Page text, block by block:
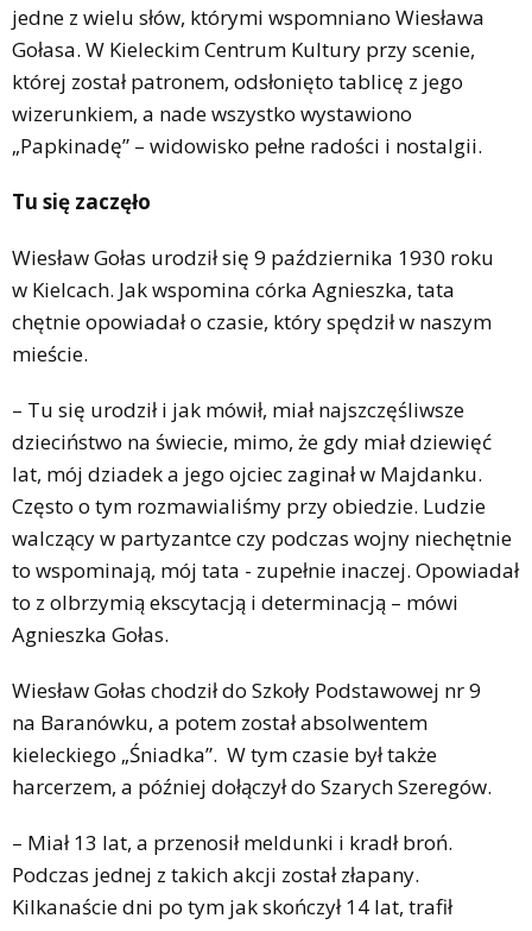
jedne z wielu słów, którymi wspomniano Wiesława
Gołasa. W Kieleckim Centrum Kultury przy scenie,
której został patronem, odsłonięto tablicę z jego
wizerunkiem, a nade wszystko wystawiono
„Papkinadę” – widowisko pełne radości i nostalgii.
Tu się zaczęło
Wiesław Gołas urodził się 9 października 1930 roku
w Kielcach. Jak wspomina córka Agnieszka, tata
chętnie opowiadał o czasie, który spędził w naszym
mieście.
– Tu się urodził i jak mówił, miał najszczęśliwsze
dzieciństwo na świecie, mimo, że gdy miał dziewięć
lat, mój dziadek a jego ojciec zaginał w Majdanku.
Często o tym rozmawialiśmy przy obiedzie. Ludzie
walczący w partyzantce czy podczas wojny niechętnie
to wspominają, mój tata - zupełnie inaczej. Opowiadał
to z olbrzymią ekscytacją i determinacją – mówi
Agnieszka Gołas.
Wiesław Gołas chodził do Szkoły Podstawowej nr 9
na Baranówku, a potem został absolwentem
kieleckiego „Śniadka”. W tym czasie był także
harcerzem, a później dołączył do Szarych Szeregów.
– Miał 13 lat, a przenosił meldunki i kradł broń.
Podczas jednej z takich akcji został złapany.
Kilkanaście dni po tym jak skończył 14 lat, trafił